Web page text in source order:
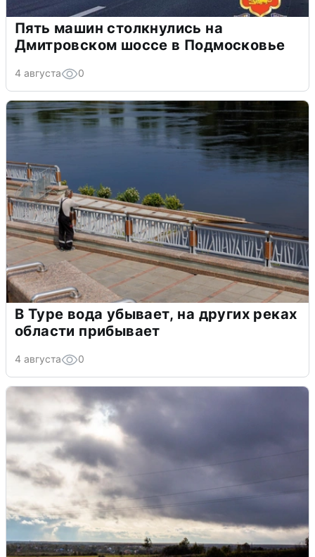
Пять машин столкнулись на
Дмитровском шоссе в Подмосковье
4 августа 0
В Туре вода убывает, на других реках
области прибывает
4 августа 0